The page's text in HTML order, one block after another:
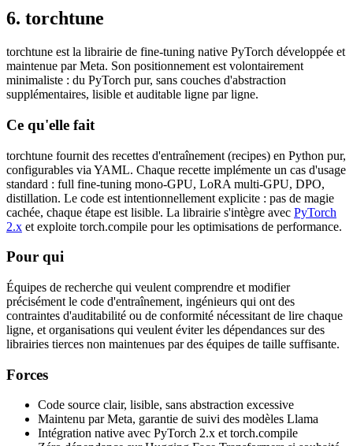
6. torchtune
torchtune est la librairie de fine-tuning native PyTorch développée et
maintenue par Meta. Son positionnement est volontairement
minimaliste : du PyTorch pur, sans couches d'abstraction
supplémentaires, lisible et auditable ligne par ligne.
Ce qu'elle fait
torchtune fournit des recettes d'entraînement (recipes) en Python pur,
configurables via YAML. Chaque recette implémente un cas d'usage
standard : full fine-tuning mono-GPU, LoRA multi-GPU, DPO,
distillation. Le code est intentionnellement explicite : pas de magie
cachée, chaque étape est lisible. La librairie s'intègre avec PyTorch
2.x et exploite torch.compile pour les optimisations de performance.
Pour qui
Équipes de recherche qui veulent comprendre et modifier
précisément le code d'entraînement, ingénieurs qui ont des
contraintes d'auditabilité ou de conformité nécessitant de lire chaque
ligne, et organisations qui veulent éviter les dépendances sur des
librairies tierces non maintenues par des équipes de taille suffisante.
Forces
Code source clair, lisible, sans abstraction excessive
Maintenu par Meta, garantie de suivi des modèles Llama
Intégration native avec PyTorch 2.x et torch.compile